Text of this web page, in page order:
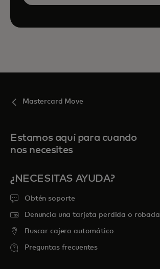
Mastercard Move
Estamos aquí para cuando
nos necesites
¿NECESITAS AYUDA?
Obtén soporte
Denuncia una tarjeta perdida o robada
Buscar cajero automático
Preguntas frecuentes